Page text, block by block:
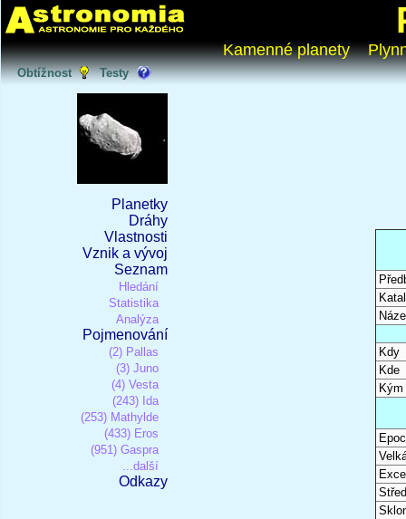
Kamenné planety
Obtížnost Testy
Planetky
Dráhy
Vlastnosti
Vznik a vývoj
Seznam
Hledání
Statistika
Analýza
Pojmenování
(2) Pallas
(3) Juno
(4) Vesta
(243) Ida
(253) Mathylde
(433) Eros
(951) Gaspra
...další
Odkazy
Kdy
Kde
Kým